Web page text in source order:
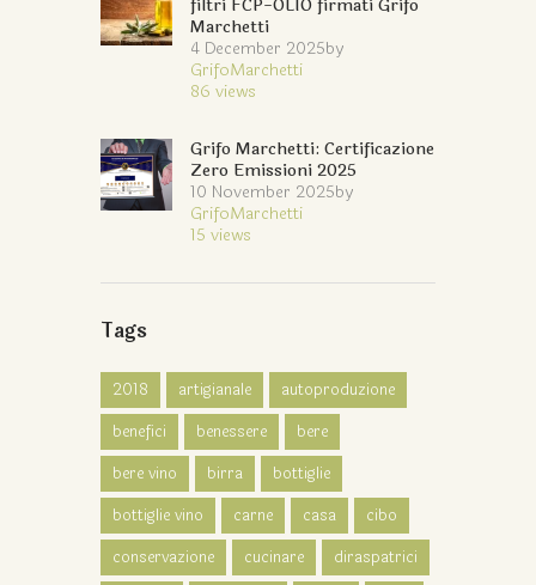
Marchetti
4 December 2025by
GrifoMarchetti
86 views
Grifo Marchetti: Certificazione
Zero Emissioni 2025
10 November 2025by
GrifoMarchetti
15 views
Tags
2018 artigianale
autoproduzione
benefici
benessere
bere
bere vino
birra
bottiglie
bottiglie vino
carne casa
cibo
conservazione
cucinare
diraspatrici